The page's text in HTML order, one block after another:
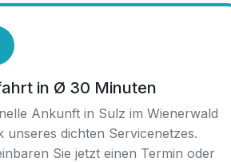
in Ø 30 Minuten
Ankunft in Sulz im Wienerwald
unseres dichten Servicenetzes.
Sie jetzt einen Termin oder